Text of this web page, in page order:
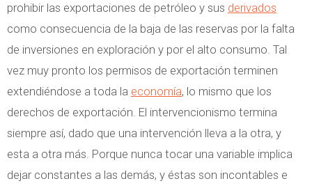
prohibir las exportaciones de petróleo y sus derivados
como consecuencia de la baja de las reservas por la falta
de inversiones en exploración y por el alto consumo. Tal
vez muy pronto los permisos de exportación terminen
extendiéndose a toda la economía, lo mismo que los
derechos de exportación. El intervencionismo termina
siempre así, dado que una intervención lleva a la otra, y
esta a otra más. Porque nunca tocar una variable implica
dejar constantes a las demás, y éstas son incontables e